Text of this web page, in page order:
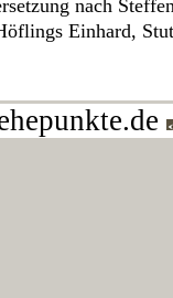
nach
Einhard,